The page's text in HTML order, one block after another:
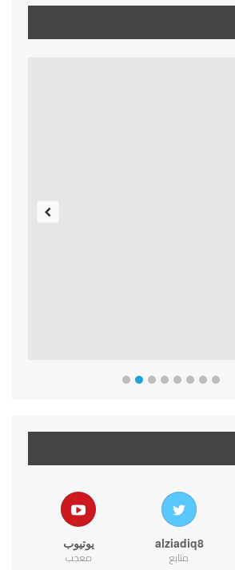
alziadiq8
متابع
يوتيوب
معجب